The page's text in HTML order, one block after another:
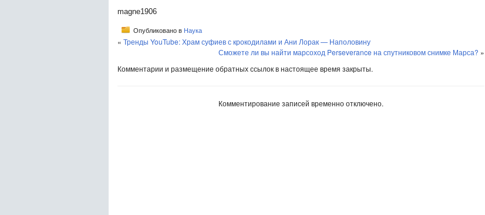
magne1906
Опубликовано в Наука
« Тренды YouTube: Храм суфиев с крокодилами и Ани Лорак — Наполовину
Сможете ли вы найти марсоход Perseverance на спутниковом снимке Марса? »
Комментарии и размещение обратных ссылок в настоящее время закрыты.
Комментирование записей временно отключено.